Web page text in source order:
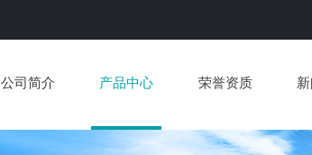
公司简介 产品中心 荣誉资质